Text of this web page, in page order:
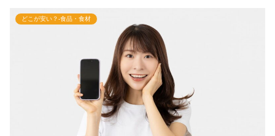
どこが安い？-食品・食材